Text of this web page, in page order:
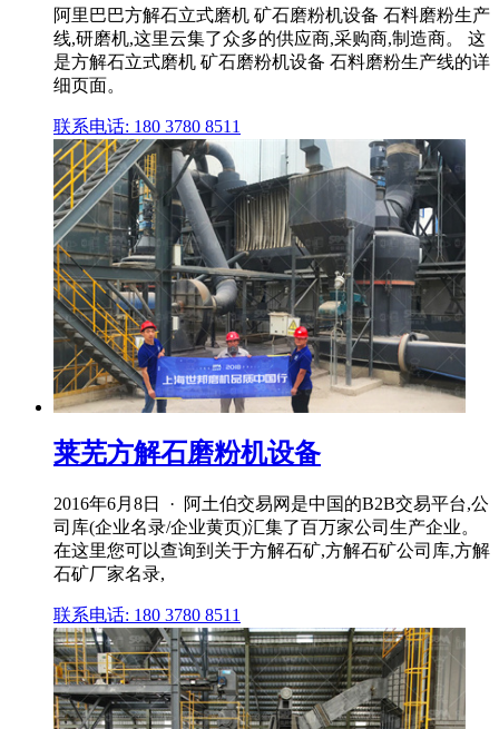
阿里巴巴方解石立式磨机 矿石磨粉机设备 石料磨粉生产
线,研磨机,这里云集了众多的供应商,采购商,制造商。 这
是方解石立式磨机 矿石磨粉机设备 石料磨粉生产线的详
细页面。
联系电话: 180 3780 8511
莱芜方解石磨粉机设备
2016年6月8日 · 阿土伯交易网是中国的B2B交易平台,公
司库(企业名录/企业黄页)汇集了百万家公司生产企业。
在这里您可以查询到关于方解石矿,方解石矿公司库,方解
石矿厂家名录,
联系电话: 180 3780 8511